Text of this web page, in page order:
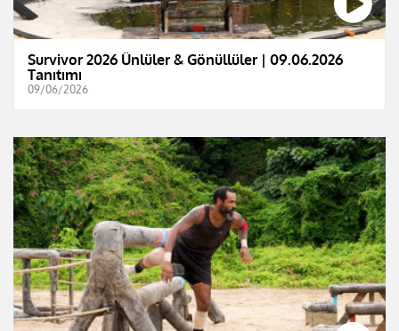
Survivor 2026 Ünlüler & Gönüllüler | 09.06.2026
Tanıtımı
09/06/2026